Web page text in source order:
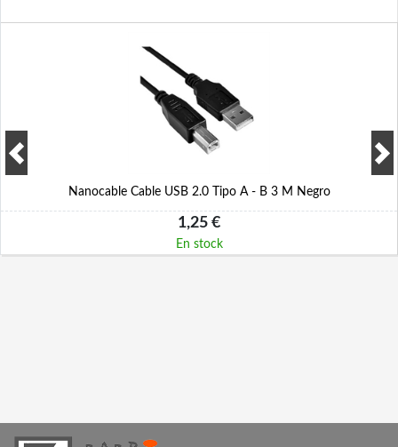
Nanocable Cable USB 2.0 Tipo A - B 3 M Negro
1,25 €
En stock